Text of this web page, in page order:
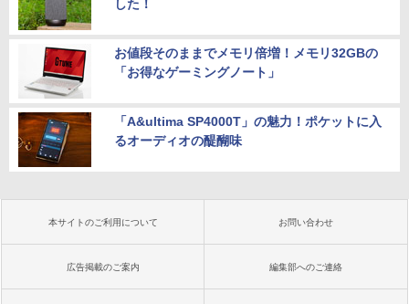
した！
お値段そのままでメモリ倍増！メモリ32GBの
「お得なゲーミングノート」
「A&ultima SP4000T」の魅力！ポケットに入
るオーディオの醍醐味
本サイトのご利用について お問い合わせ
広告掲載のご案内 編集部へのご連絡